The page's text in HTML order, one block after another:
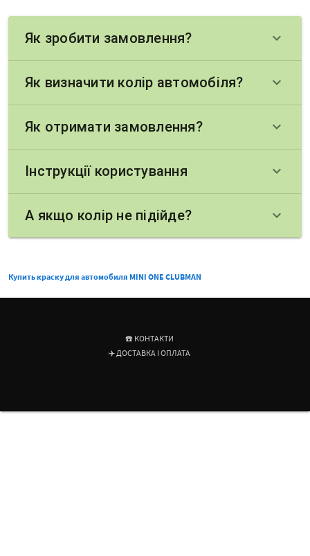
Як зробити замовлення? keyboard_arrow_down
Як визначити колір автомобіля? keyboard_arrow_down
Як отримати замовлення? keyboard_arrow_down
Інструкції користування keyboard_arrow_down
А якщо колір не підійде? keyboard_arrow_down
Купить краску для автомобиля MINI ONE CLUBMAN
☎️ КОНТАКТИ
✈️ ДОСТАВКА І ОПЛАТА